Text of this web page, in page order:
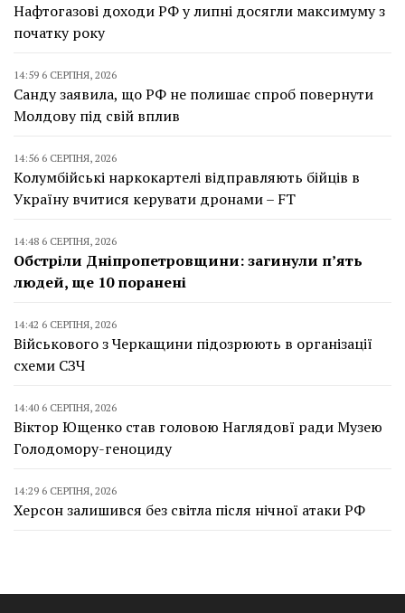
Нафтогазові доходи РФ у липні досягли максимуму з
початку року
14:59 6 СЕРПНЯ, 2026
Санду заявила, що РФ не полишає спроб повернути
Молдову під свій вплив
14:56 6 СЕРПНЯ, 2026
Колумбійські наркокартелі відправляють бійців в
Україну вчитися керувати дронами – FT
14:48 6 СЕРПНЯ, 2026
Обстріли Дніпропетровщини: загинули п’ять
людей, ще 10 поранені
14:42 6 СЕРПНЯ, 2026
Військового з Черкащини підозрюють в організації
схеми СЗЧ
14:40 6 СЕРПНЯ, 2026
Віктор Ющенко став головою Наглядовї ради Музею
Голодомору-геноциду
14:29 6 СЕРПНЯ, 2026
Херсон залишився без світла після нічної атаки РФ